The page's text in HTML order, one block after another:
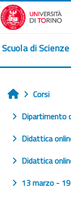
Vai al contenuto
Scuola di
Home
Corsi
Dipartimento
Didattica
Didattica
13 marzo -